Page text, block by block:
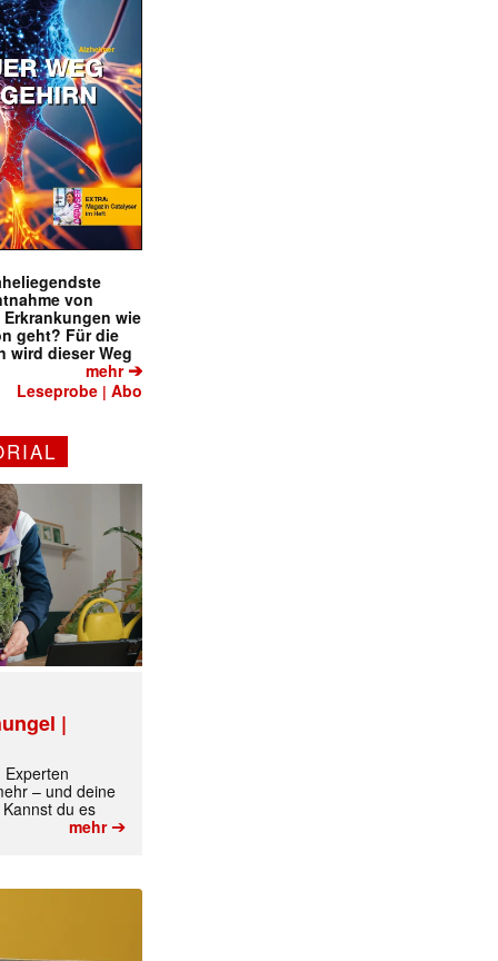
von
wie
geht? Für die
wird dieser Weg
mehr➔
Leseprobe |Abo
|
Experten
– und deine
du es
mehr➔